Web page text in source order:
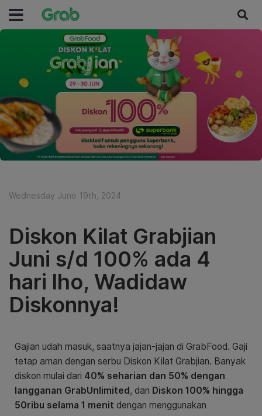
Wednesday June 19th, 2024
Diskon Kilat Grabjian
Juni s/d 100% ada 4
hari lho, Wadidaw
Diskonnya!
Gajian udah masuk, saatnya jajan-jajan di GrabFood. Gaji
tetap aman dengan serbu Diskon Kilat Grabjian. Banyak
diskon mulai dari 40% seharian dan 50% dengan
langganan GrabUnlimited, dan Diskon 100% hingga
50ribu selama 1 menit dengan menggunakan